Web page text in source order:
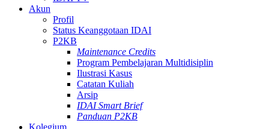
Akun
Profil
Status Keanggotaan IDAI
P2KB
Maintenance Credits
Program Pembelajaran Multidisiplin
Ilustrasi Kasus
Catatan Kuliah
Arsip
IDAI Smart Brief
Panduan P2KB
Kolegium